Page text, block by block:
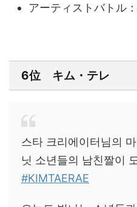
アーティストバトル：
6位 キム・テレ
스타 크리에이터님의
닛 소년들의 남친짤이
#KIMTAERAE